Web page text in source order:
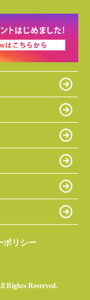
ポリシー
Rights Reserved.